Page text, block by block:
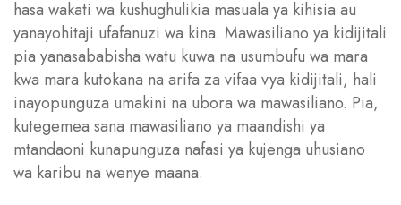
hasa wakati wa kushughulikia masuala ya kihisia au
yanayohitaji ufafanuzi wa kina. Mawasiliano ya kidijitali
pia yanasababisha watu kuwa na usumbufu wa mara
kwa mara kutokana na arifa za vifaa vya kidijitali, hali
inayopunguza umakini na ubora wa mawasiliano. Pia,
kutegemea sana mawasiliano ya maandishi ya
mtandaoni kunapunguza nafasi ya kujenga uhusiano
wa karibu na wenye maana.